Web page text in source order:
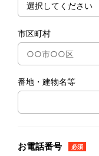
市区町村
番地・建物名等
お電話番号 必須